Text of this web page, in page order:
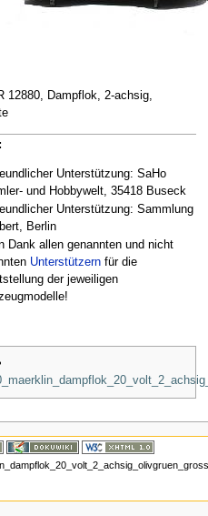
12880, Dampflok, 2-achsig,
Unterstützung: SaHo
und Hobbywelt, 35418 Buseck
Unterstützung: Sammlung
Berlin
Dank allen genannten und nicht
Unterstützernfür die
der jeweiligen